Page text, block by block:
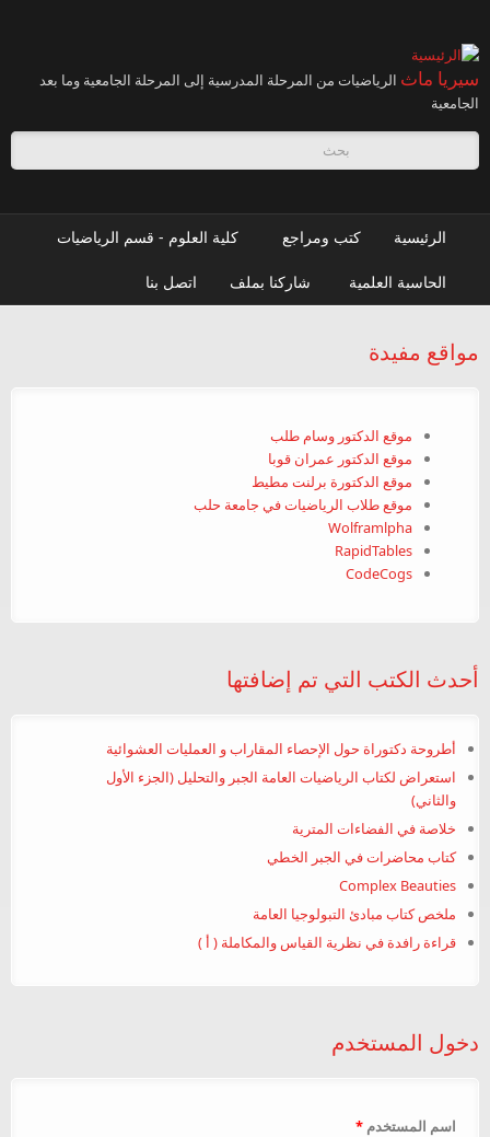
سيريا ماث الرياضيات من المرحلة المدرسية إلى المرحلة الجامعية وما بعد
الجامعية
استمارة البحث
الرئيسية كتب ومراجع كلية العلوم - قسم الرياضيات
الحاسبة العلمية شاركنا بملف اتصل بنا
مواقع مفيدة
موقع الدكتور وسام طلب
موقع الدكتور عمران قوبا
موقع الدكتورة برلنت مطيط
موقع طلاب الرياضيات في جامعة حلب
Wolframlpha
RapidTables
CodeCogs
أحدث الكتب التي تم إضافتها
أطروحة دكتوراة حول الإحصاء المقاراب و العمليات العشوائية
استعراض لكتاب الرياضيات العامة الجبر والتحليل (الجزء الأول
والثاني)
خلاصة في الفضاءات المترية
كتاب محاضرات في الجبر الخطي
Complex Beauties
ملخص كتاب مبادئ التبولوجيا العامة
قراءة رافدة في نظرية القياس والمكاملة ( أ )
دخول المستخدم
‏اسم المستخدم ‏ *